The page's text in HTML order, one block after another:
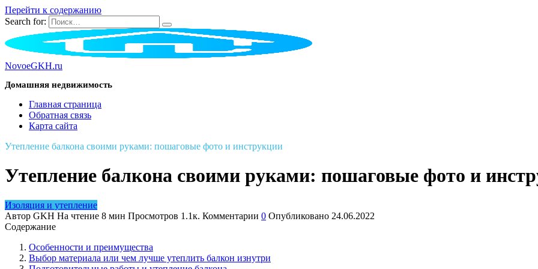
Перейти к содержанию
Search for:
NovoeGKH.ru
Домашняя недвижимость
Главная страница
Обратная связь
Карта сайта
Утепление балкона своими руками: пошаговые фото и инструкции
Утепление балкона своими руками: пошаговые фото и
Изоляция и утепление
Автор GKH На чтение 8 мин Просмотров 1.1к. Комментарии 0 Опубликовано 24.06.2022
Содержание
Особенности и преимущества
Выбор материала или чем лучше утеплить балкон изнутри